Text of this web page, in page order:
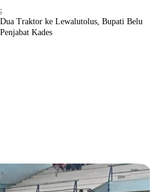
Dua Traktor ke Lewalutolus, Bupati Belu
Kades